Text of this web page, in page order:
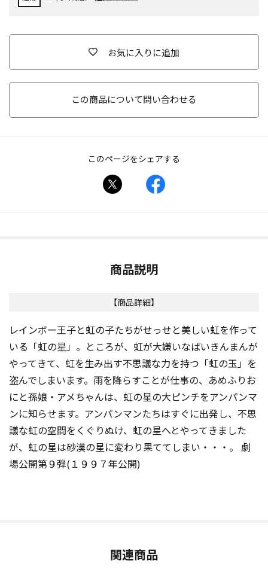
お気に入りに追加
この商品について問い合わせる
このページをシェアする
商品説明
【商品詳細】
レインボー王子と虹の子たちがせっせと美しい虹を作って
いる「虹の星」。ところが、虹が大嫌いなばいきんまんが
やってきて、虹を生み出す不思議な力を持つ「虹の玉」を
盗んでしまいます。雨を降らすことが仕事の、あめふりお
にと孫娘・アメちゃんは、虹の星の大ピンチをアンパンマ
ンに知らせます。アンパンマンたちはすぐに出発し、不思
議な虹の空間をくぐりぬけ、虹の星へとやってきました
が、虹の星は砂漠の星に変わり果ててしまい・・・。 劇
場公開第９弾(１９９７年公開)
関連商品